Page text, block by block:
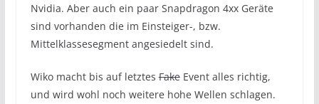
Nvidia. Aber auch ein paar Snapdragon 4xx Geräte
sind vorhanden die im Einsteiger-, bzw.
Mittelklassesegment angesiedelt sind.
Wiko macht bis auf letztesFakeEvent alles richtig,
und wird wohl noch weitere hohe Wellen schlagen.